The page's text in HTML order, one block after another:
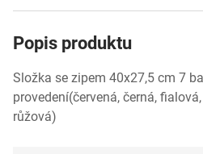
Popis produktu
Složka se zipem 40x27,5 cm 7
provedení(červená, černá,
růžová)